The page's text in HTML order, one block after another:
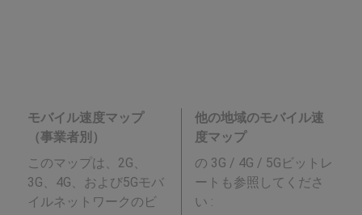
モバイル速度マップ
（事業者別）
このマップは、2G、
3G、4G、および5Gモバ
イルネットワークのビ
他の地域のモバイル速
度マップ
の 3G / 4G / 5Gビットレ
ートも参照してくださ
い :